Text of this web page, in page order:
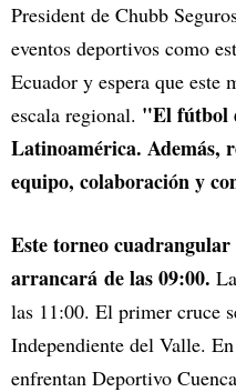
President de Chubb
eventos deportivos como
Ecuador y espera que este
escala regional. "El fútbol
Latinoamérica. Además,
equipo, colaboración y
Este torneo
arrancará de las 09:00.
las 11:00. El primer cruce
Independiente del Valle.
enfrentan Deportivo